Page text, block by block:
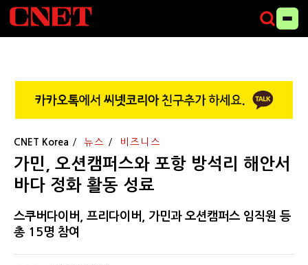
CNET Korea 뉴스 비즈니스
가민, 오션캠퍼스와 포항 방석리 해안서
바다 정화 활동 성료
스쿠버다이버, 프리다이버, 가민과 오션캠퍼스 임직원 등
총 15명 참여